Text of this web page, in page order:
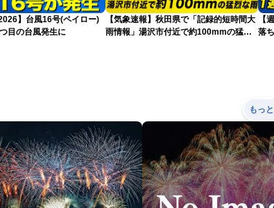
】台風16号(ペイロー)
目の台風発生に
【気象速報】秋田県で「記録的短時間大
雨情報」湯沢市付近で約100mmの猛烈
【
落
もっ